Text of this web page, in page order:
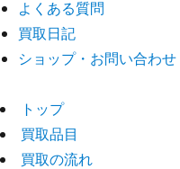
よくある質問
買取日記
ショップ・お問い合わせ
トップ
買取品目
買取の流れ